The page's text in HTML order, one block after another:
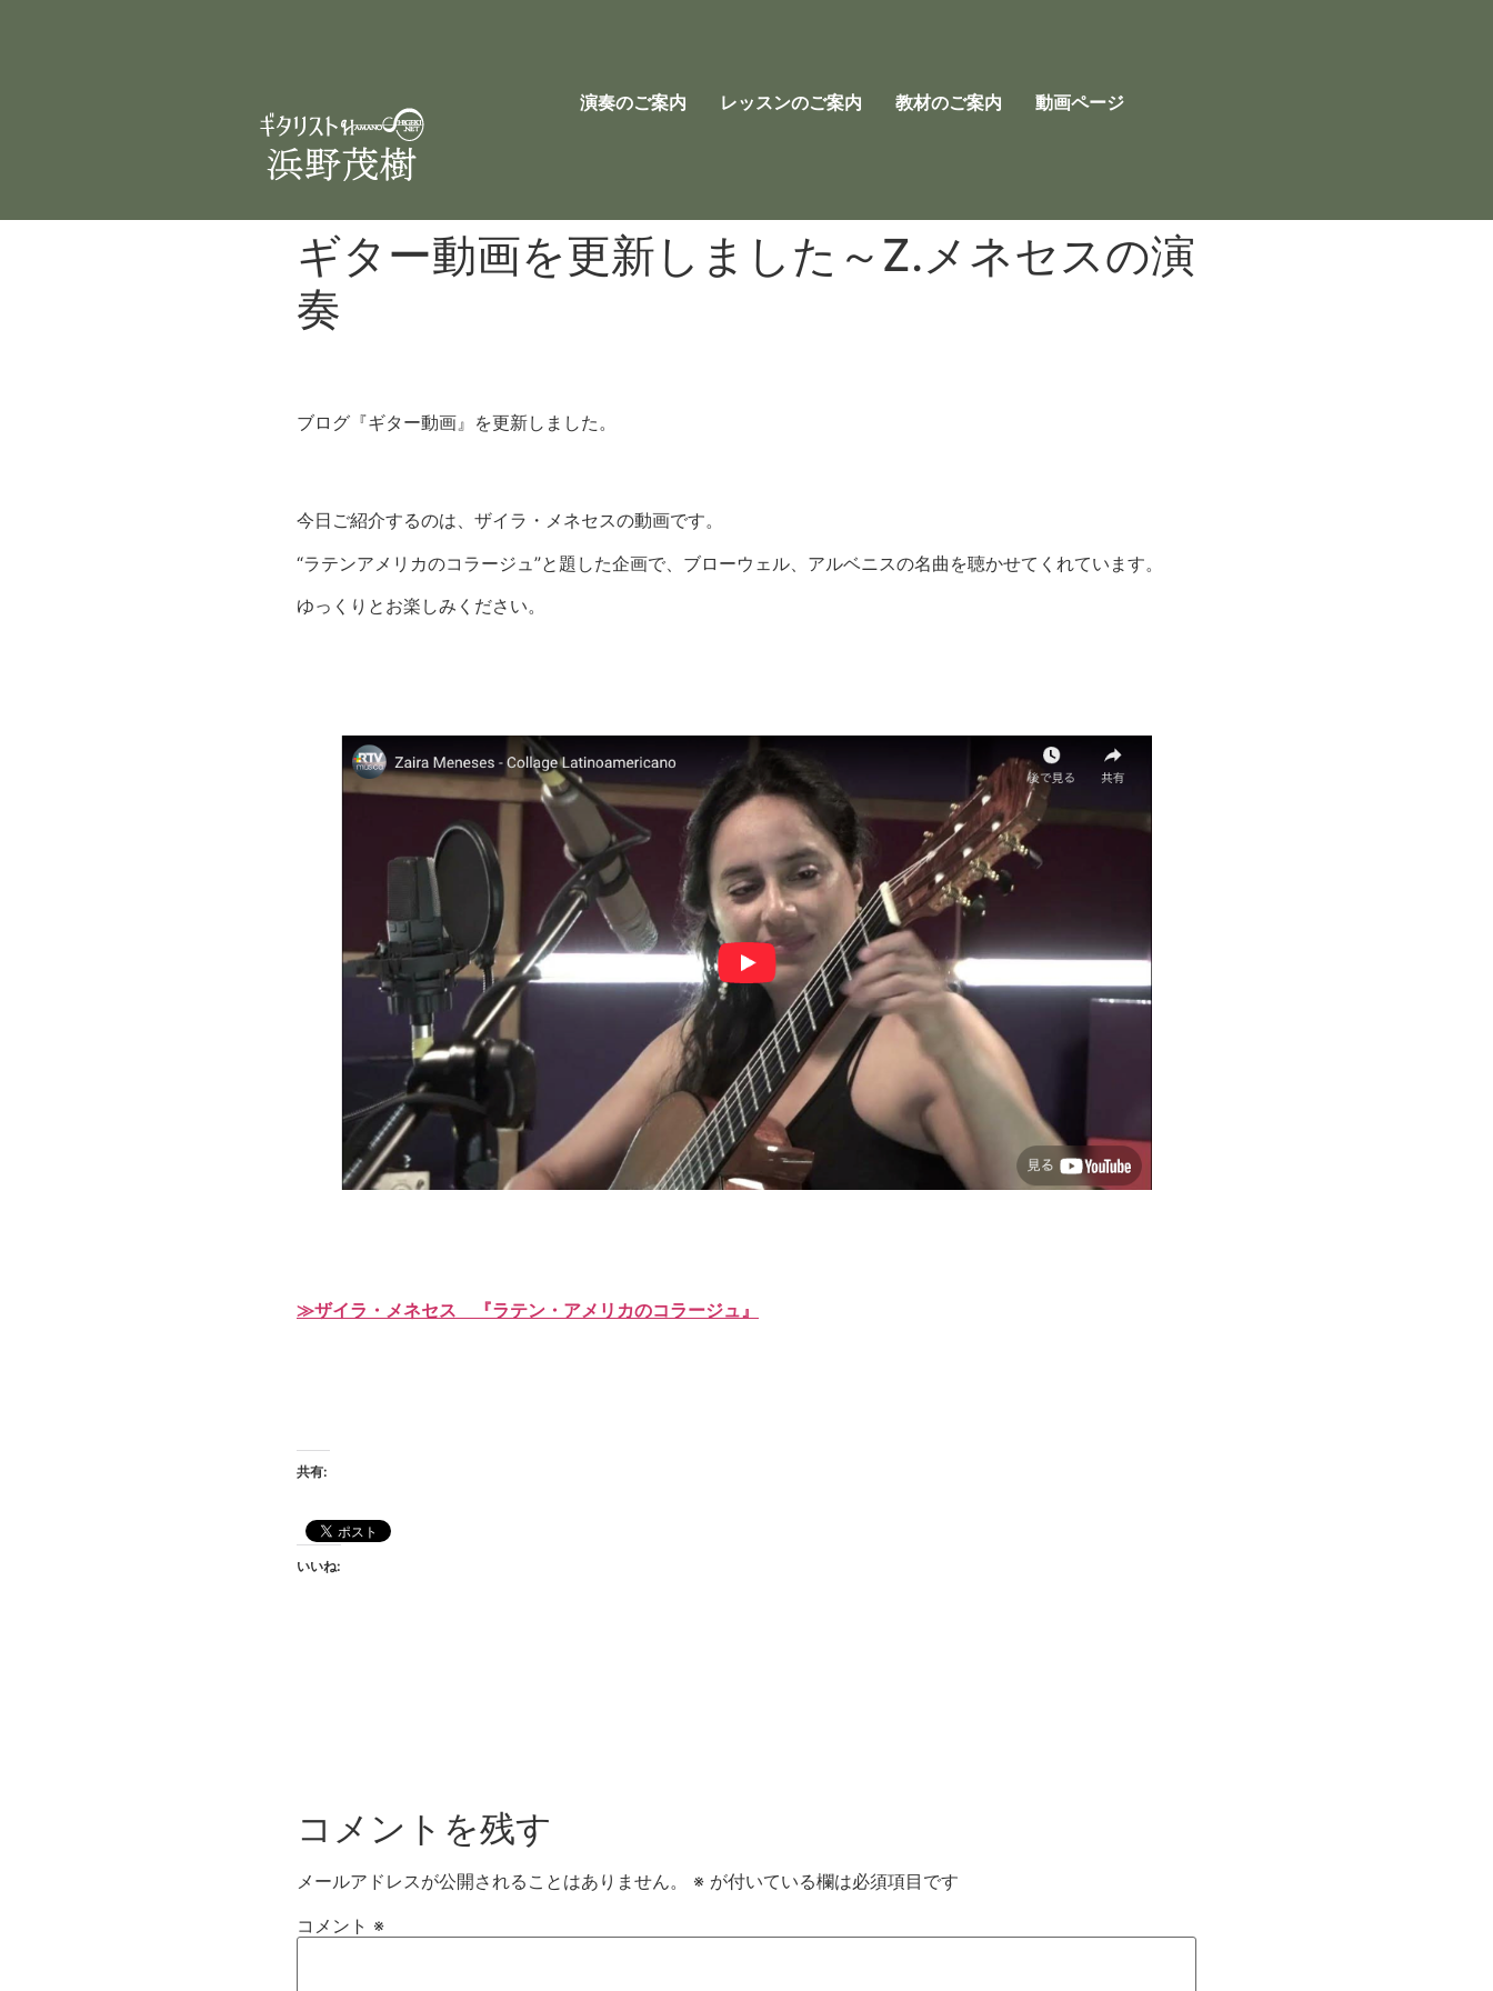
演奏のご案内 レッスンのご案内 教材のご案内 動画ページ
ギター動画を更新しました～Z.メネセスの演
奏
ブログ『ギター動画』を更新しました。
今日ご紹介するのは、ザイラ・メネセスの動画です。
“ラテンアメリカのコラージュ”と題した企画で、ブローウェル、アルベニスの名曲を聴かせてくれています。
ゆっくりとお楽しみください。
≫ザイラ・メネセス 『ラテン・アメリカのコラージュ』
共有:
いいね:
コメントを残す
メールアドレスが公開されることはありません。 ※ が付いている欄は必須項目です
コメント ※